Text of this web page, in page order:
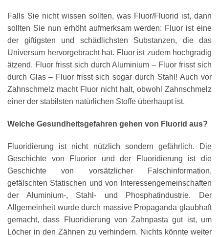
Falls Sie nicht wissen sollten, was Fluor/Fluorid ist, dann
sollten Sie nun erhöht aufmerksam werden: Fluor ist eine
der giftigsten und schädlichsten Substanzen, die das
Universum hervorgebracht hat. Fluor ist zudem hochgradig
ätzend. Fluor frisst sich durch Aluminium – Fluor frisst sich
durch Glas – Fluor frisst sich sogar durch Stahl! Auch vor
Zahnschmelz macht Fluor nicht halt, obwohl Zahnschmelz
einer der stabilsten natürlichen Stoffe überhaupt ist.
Welche Gesundheitsgefahren gehen von Fluorid aus?
Fluoridierung ist nicht nützlich sondern gefährlich. Die
Geschichte von Fluorier und der Fluoridierung ist die
Geschichte von vorsätzlicher Falschinformation,
gefälschten Statischen und von Interessengemeinschaften
der Aluminium-, Stahl- und Phosphatindustrie. Der
Allgemeinheit wurde durch massive Propaganda glaubhaft
gemacht, dass Fluoridierung von Zahnpasta gut ist, um
Löcher in den Zähnen zu verhindern. Nichts könnte weiter